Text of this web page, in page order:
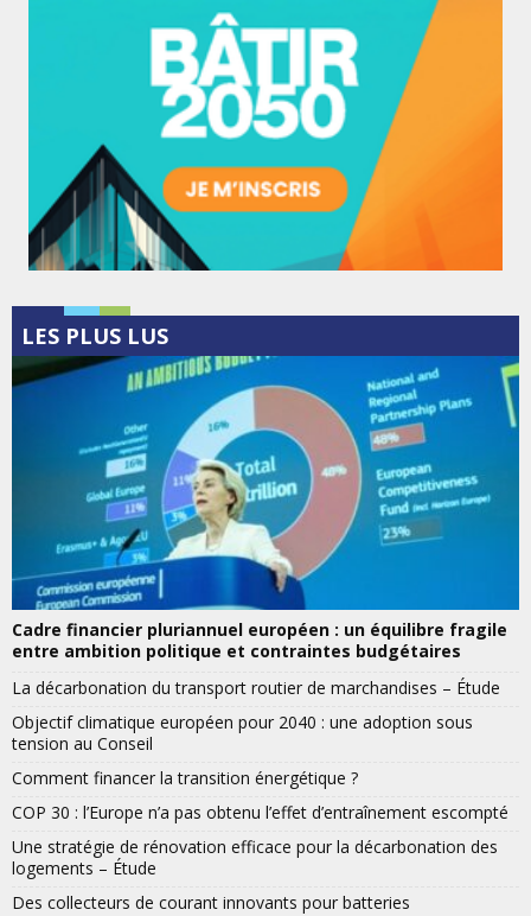
LES PLUS LUS
Cadre financier pluriannuel européen : un équilibre fragile
entre ambition politique et contraintes budgétaires
La décarbonation du transport routier de marchandises – Étude
Objectif climatique européen pour 2040 : une adoption sous
tension au Conseil
Comment financer la transition énergétique ?
COP 30 : l’Europe n’a pas obtenu l’effet d’entraînement escompté
Une stratégie de rénovation efficace pour la décarbonation des
logements – Étude
Des collecteurs de courant innovants pour batteries